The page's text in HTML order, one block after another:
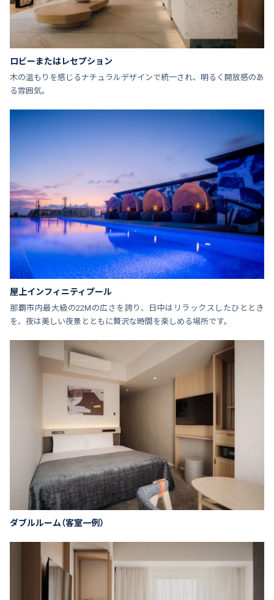
ロビーまたはレセプション
木の温もりを感じるナチュラルデザインで統一され、明るく開放感のあ
る雰囲気。
屋上インフィニティプール
那覇市内最大級の22Mの広さを誇り、日中はリラックスしたひととき
を、夜は美しい夜景とともに贅沢な時間を楽しめる場所です。
ダブルルーム（客室一例）